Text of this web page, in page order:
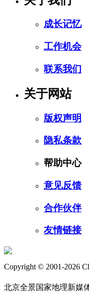
成长记忆
工作机会
联系我们
关于网站
版权声明
隐私条款
帮助中心
意见反馈
合作伙伴
友情链接
Copyright © 2001-2026
北京全景国家地理新媒